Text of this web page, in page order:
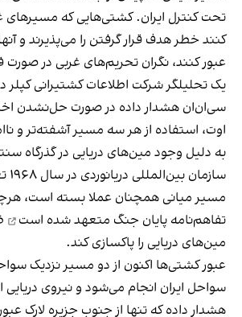
تحت کنترل ایران. کشتی‌هایی که مسیرهای
کنند خطر هدف قرار گرفتن را می‌پذیرند و
عبور کنند، نگران تحریم‌های غربی در صورت
یک تحلیلگر شرکت اطلاعات کشتیرانی کپلر
سی‌ان‌ان هشدار داده در صورت حل‌نشدن
اوت، استفاده از هر سه مسیر آشفته‌تر و
به دلیل وجود مین‌های دریایی در گذرگاه
مسیر میانی همچنان عملا بسته است،
تفاهم‌نامه پایان جنگ متعهد شده است
مین‌های دریایی را پاکسازی کند.
عبور کشتی‌ها اکنون از دو مسیر نزدیک
سواحل ایران انجام می‌شود و نیروی دریایی
هشدار داده که تنها از جنوب جزیره لارک